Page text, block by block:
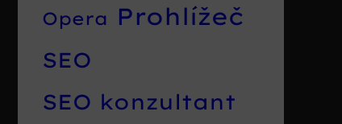
Opera Prohlížeč
SEO
SEO konzultant